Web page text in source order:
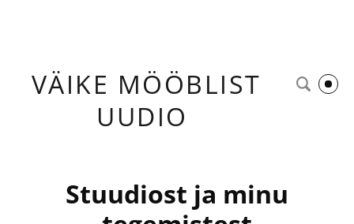
VÄIKE MÖÖBLIST
UUDIO
Stuudiost ja minu